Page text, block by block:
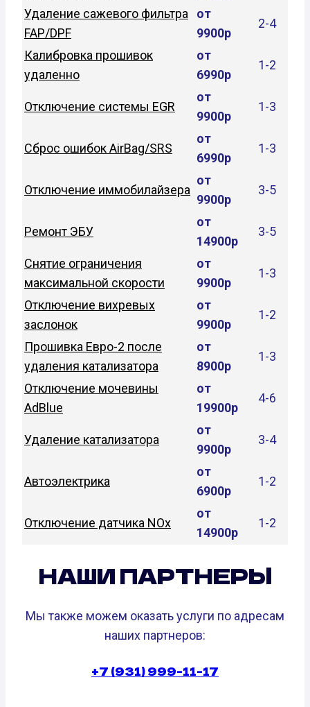
Удаление сажевого фильтра
FAP/DPF
от
9900р
2-4
Калибровка прошивок
удаленно
от
6990р
1-2
Отключение системы EGR
от
9900р
1-3
Сброс ошибок AirBag/SRS
от
6990р
1-3
Отключение иммобилайзера
от
9900р
3-5
Ремонт ЭБУ
от
14900р
3-5
Снятие ограничения
максимальной скорости
от
9900р
1-3
Отключение вихревых
заслонок
от
9900р
1-2
Прошивка Евро-2 после
удаления катализатора
от
8900р
1-3
Отключение мочевины
AdBlue
от
19900р
4-6
Удаление катализатора
от
9900р
3-4
Автоэлектрика
от
6900р
1-2
Отключение датчика NOx
от
14900р
1-2
НАШИ ПАРТНЕРЫ
Мы также можем оказать услуги по адресам
наших партнеров:
+7 (931) 999-11-17